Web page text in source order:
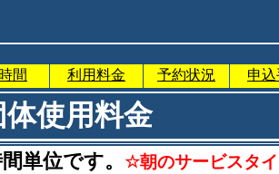
間 利用料金 予約状況 申
体使用料金
単位です。 ☆朝のサービスタ